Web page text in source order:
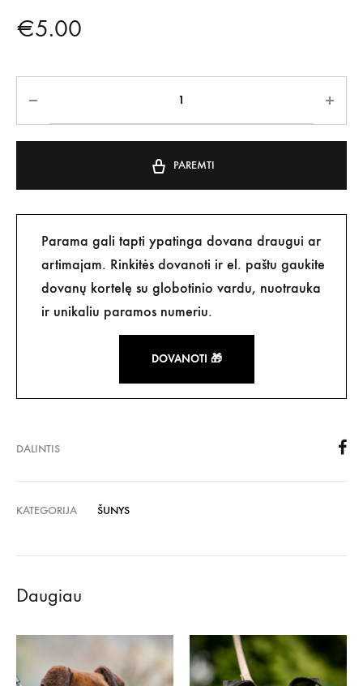
€5.00
PAREMTI
Parama gali tapti ypatinga dovana draugui ar
artimajam. Rinkitės dovanoti ir el. paštu gaukite
dovanų kortelę su globotinio vardu, nuotrauka
ir unikaliu paramos numeriu.
DOVANOTI 🎁
DALINTIS
KATEGORIJA ŠUNYS
Daugiau